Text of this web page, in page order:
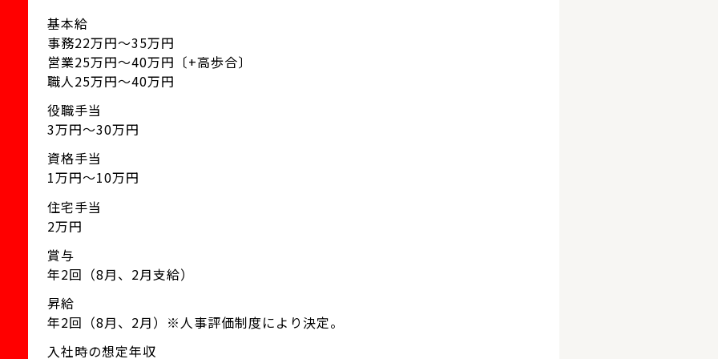
基本給
事務22万円〜35万円
営業25万円〜40万円〔+高歩合〕
職人25万円〜40万円
役職手当
3万円〜30万円
資格手当
1万円〜10万円
住宅手当
2万円
賞与
年2回（8月、2月支給）
昇給
年2回（8月、2月）※人事評価制度により決定。
入社時の想定年収